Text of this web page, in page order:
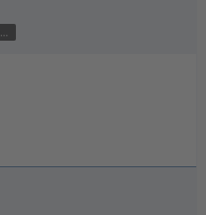
ehemalige Gäste/Mitglieder